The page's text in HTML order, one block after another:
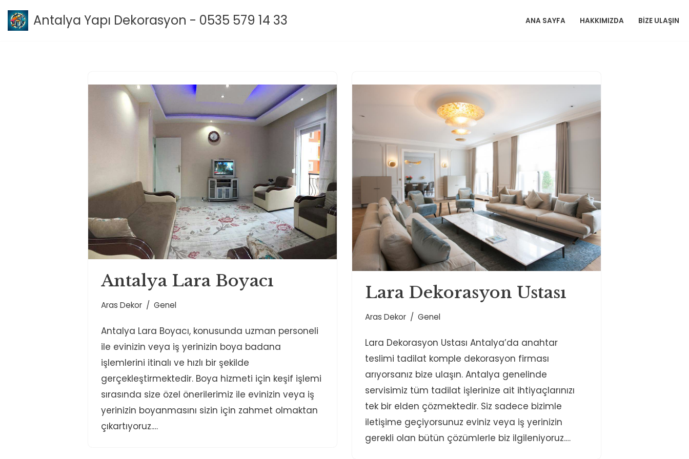
İçeriğe
Antalya Yapı Dekorasyon - 0535 579 14 33 ANA SAYFA HAKKIMIZDA BIZE ULAŞIN
Antalya Lara Boyacı
Aras Dekor Genel
Antalya Lara Boyacı, konusunda uzman personeli
ile evinizin veya iş yerinizin boya badana
işlemlerini itinalı ve hızlı bir şekilde
gerçekleştirmektedir. Boya hizmeti için keşif işlemi
sırasında size özel önerilerimiz ile evinizin veya iş
yerinizin boyanmasını sizin için zahmet olmaktan
çıkartıyoruz.…
Lara Dekorasyon Ustası
Aras Dekor Genel
Lara Dekorasyon Ustası Antalya’da anahtar
teslimi tadilat komple dekorasyon firması
arıyorsanız bize ulaşın. Antalya genelinde
servisimiz tüm tadilat işlerinize ait ihtiyaçlarınızı
tek bir elden çözmektedir. Siz sadece bizimle
iletişime geçiyorsunuz eviniz veya iş yerinizin
gerekli olan bütün çözümlerle biz ilgileniyoruz.…